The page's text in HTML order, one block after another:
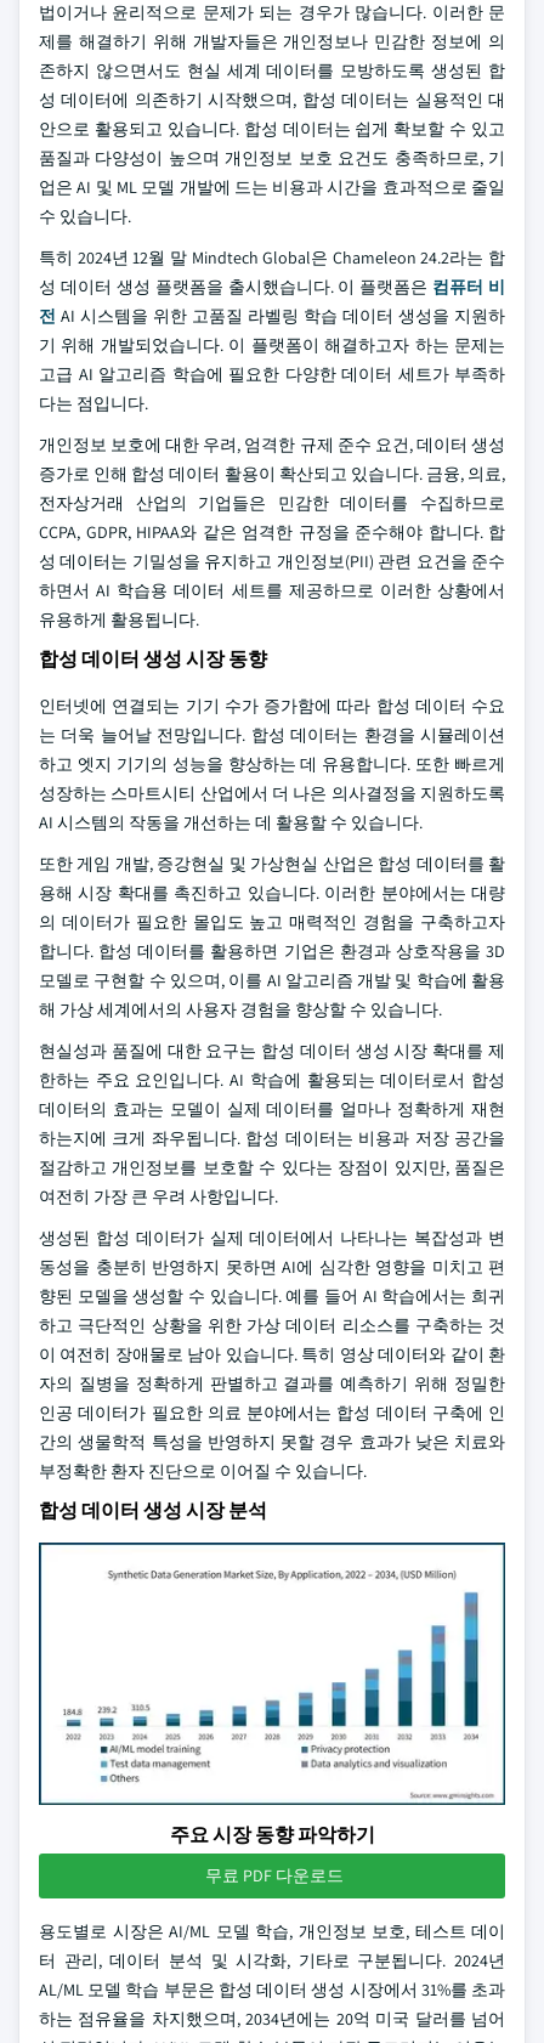
법이거나 윤리적으로 문제가 되는 경우가 많습니다. 이러한 문
제를 해결하기 위해 개발자들은 개인정보나 민감한 정보에 의
존하지 않으면서도 현실 세계 데이터를 모방하도록 생성된 합
성 데이터에 의존하기 시작했으며, 합성 데이터는 실용적인 대
안으로 활용되고 있습니다. 합성 데이터는 쉽게 확보할 수 있고
품질과 다양성이 높으며 개인정보 보호 요건도 충족하므로, 기
업은 AI 및 ML 모델 개발에 드는 비용과 시간을 효과적으로 줄일
수 있습니다.
특히 2024년 12월 말 Mindtech Global은 Chameleon 24.2라는 합
성 데이터 생성 플랫폼을 출시했습니다. 이 플랫폼은 컴퓨터 비
전 AI 시스템을 위한 고품질 라벨링 학습 데이터 생성을 지원하
기 위해 개발되었습니다. 이 플랫폼이 해결하고자 하는 문제는
고급 AI 알고리즘 학습에 필요한 다양한 데이터 세트가 부족하
다는 점입니다.
개인정보 보호에 대한 우려, 엄격한 규제 준수 요건, 데이터 생성
증가로 인해 합성 데이터 활용이 확산되고 있습니다. 금융, 의료,
전자상거래 산업의 기업들은 민감한 데이터를 수집하므로
CCPA, GDPR, HIPAA와 같은 엄격한 규정을 준수해야 합니다. 합
성 데이터는 기밀성을 유지하고 개인정보(PII) 관련 요건을 준수
하면서 AI 학습용 데이터 세트를 제공하므로 이러한 상황에서
유용하게 활용됩니다.
합성 데이터 생성 시장 동향
인터넷에 연결되는 기기 수가 증가함에 따라 합성 데이터 수요
는 더욱 늘어날 전망입니다. 합성 데이터는 환경을 시뮬레이션
하고 엣지 기기의 성능을 향상하는 데 유용합니다. 또한 빠르게
성장하는 스마트시티 산업에서 더 나은 의사결정을 지원하도록
AI 시스템의 작동을 개선하는 데 활용할 수 있습니다.
또한 게임 개발, 증강현실 및 가상현실 산업은 합성 데이터를 활
용해 시장 확대를 촉진하고 있습니다. 이러한 분야에서는 대량
의 데이터가 필요한 몰입도 높고 매력적인 경험을 구축하고자
합니다. 합성 데이터를 활용하면 기업은 환경과 상호작용을 3D
모델로 구현할 수 있으며, 이를 AI 알고리즘 개발 및 학습에 활용
해 가상 세계에서의 사용자 경험을 향상할 수 있습니다.
현실성과 품질에 대한 요구는 합성 데이터 생성 시장 확대를 제
한하는 주요 요인입니다. AI 학습에 활용되는 데이터로서 합성
데이터의 효과는 모델이 실제 데이터를 얼마나 정확하게 재현
하는지에 크게 좌우됩니다. 합성 데이터는 비용과 저장 공간을
절감하고 개인정보를 보호할 수 있다는 장점이 있지만, 품질은
여전히 가장 큰 우려 사항입니다.
생성된 합성 데이터가 실제 데이터에서 나타나는 복잡성과 변
동성을 충분히 반영하지 못하면 AI에 심각한 영향을 미치고 편
향된 모델을 생성할 수 있습니다. 예를 들어 AI 학습에서는 희귀
하고 극단적인 상황을 위한 가상 데이터 리소스를 구축하는 것
이 여전히 장애물로 남아 있습니다. 특히 영상 데이터와 같이 환
자의 질병을 정확하게 판별하고 결과를 예측하기 위해 정밀한
인공 데이터가 필요한 의료 분야에서는 합성 데이터 구축에 인
간의 생물학적 특성을 반영하지 못할 경우 효과가 낮은 치료와
부정확한 환자 진단으로 이어질 수 있습니다.
합성 데이터 생성 시장 분석
주요 시장 동향 파악하기
무료 PDF 다운로드
용도별로 시장은 AI/ML 모델 학습, 개인정보 보호, 테스트 데이
터 관리, 데이터 분석 및 시각화, 기타로 구분됩니다. 2024년
AL/ML 모델 학습 부문은 합성 데이터 생성 시장에서 31%를 초과
하는 점유율을 차지했으며, 2034년에는 20억 미국 달러를 넘어